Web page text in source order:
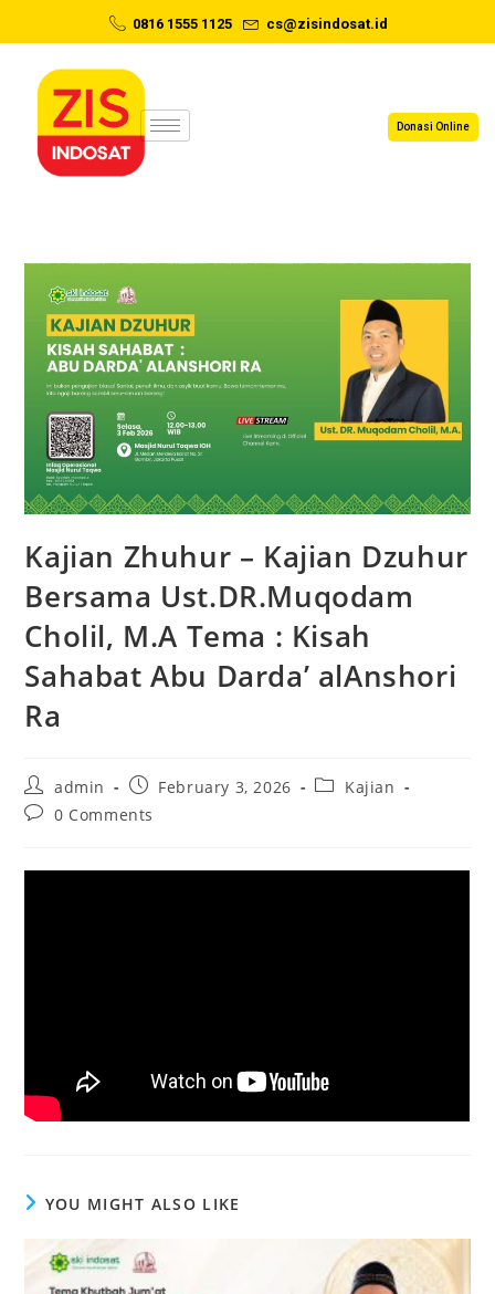
0816 1555 1125 cs@zisindosat.id
Donasi Online
Kajian Zhuhur – Kajian Dzuhur
Bersama Ust.DR.Muqodam
Cholil, M.A Tema : Kisah
Sahabat Abu Darda’ alAnshori
Ra
admin February 3, 2026
Kajian
0 Comments
YOU MIGHT ALSO LIKE